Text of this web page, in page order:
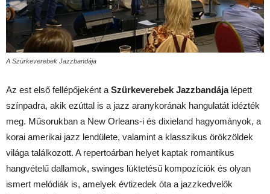
A Szürkeverebek Jazzbandája
Az est első fellépőjeként aSzürkeverebek Jazzbandájalépett
színpadra, akik ezúttal is a jazz aranykorának hangulatát idézték
meg. Műsorukban a New Orleans-i és dixieland hagyományok, a
korai amerikai jazz lendülete, valamint a klasszikus örökzöldek
világa találkozott. A repertoárban helyet kaptak romantikus
hangvételű dallamok, swinges lüktetésű kompozíciók és olyan
ismert melódiák is, amelyek évtizedek óta a jazzkedvelők